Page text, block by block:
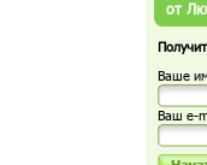
от
Ваше
Ваш е-